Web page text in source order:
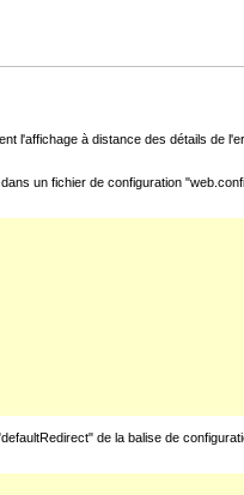
à distance des détails de
un fichier de configuration
de la balise de